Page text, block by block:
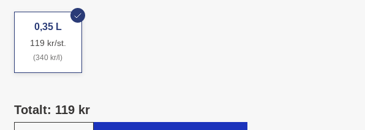
0,35 L
119 kr/st.
(340 kr/l)
Totalt: 119 kr